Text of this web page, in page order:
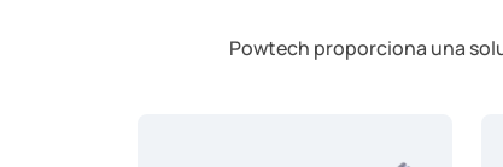
Powtech proporciona una